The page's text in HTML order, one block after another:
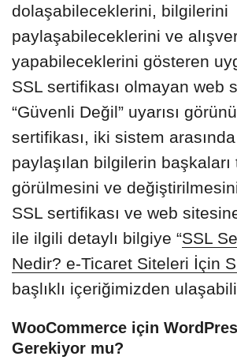
dolaşabileceklerini, bilgilerini
paylaşabileceklerini ve
yapabileceklerini gösteren
SSL sertifikası olmayan web
“Güvenli Değil” uyarısı
sertifikası, iki sistem
paylaşılan bilgilerin başkaları
görülmesini ve
SSL sertifikası ve web
ile ilgili detaylı bilgiye “SSL
Nedir? e-Ticaret Siteleri İçin
başlıklı içeriğimizden
WooCommerce için
Gerekiyor mu?